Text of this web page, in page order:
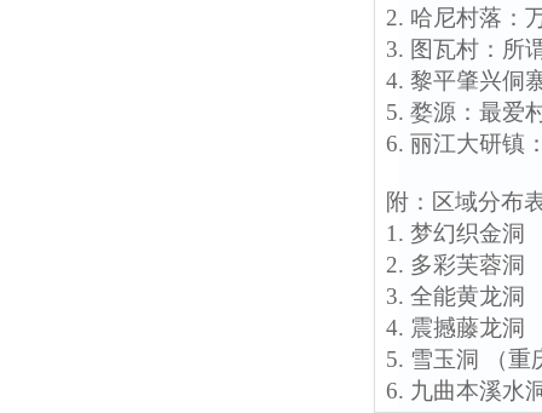
2. 哈尼村落：
3. 图瓦村：所
4. 黎平肇兴侗
5. 婺源：最爱
6. 丽江大研镇
附：区域分布
1. 梦幻织金洞
2. 多彩芙蓉洞
3. 全能黄龙洞
4. 震撼藤龙洞
5. 雪玉洞 （重
6. 九曲本溪水